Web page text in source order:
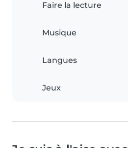
Faire la lecture
Musique
Langues
Jeux